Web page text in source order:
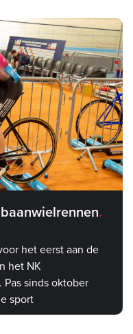
het eerst aan de
het NK
sinds oktober
sport